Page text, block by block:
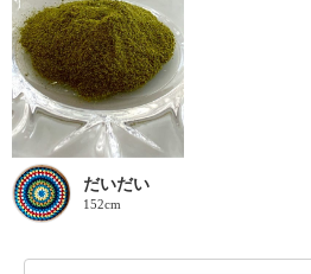
だいだい
152cm